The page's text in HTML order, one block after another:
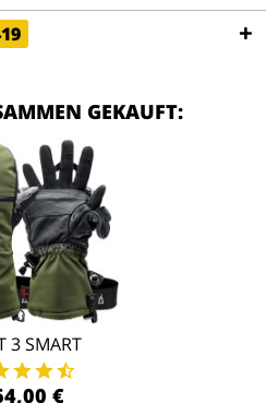
GEKAUFT:
3 SMART
€